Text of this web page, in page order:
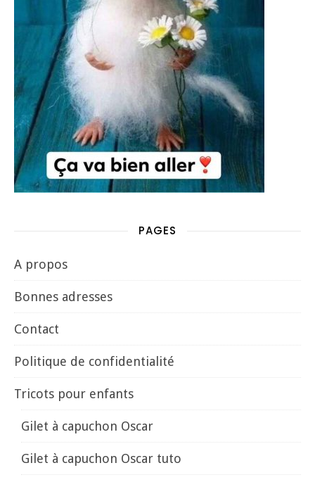
PAGES
A propos
Bonnes adresses
Contact
Politique de confidentialité
Tricots pour enfants
Gilet à capuchon Oscar
Gilet à capuchon Oscar tuto